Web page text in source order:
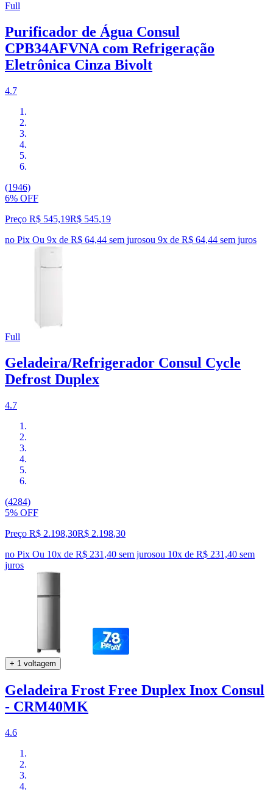
Full
Purificador de Água Consul
CPB34AFVNA com Refrigeração
Eletrônica Cinza Bivolt
4.7
(1946)
6% OFF
Preço R$ 545,19R$ 545,19
no Pix Ou 9x de R$ 64,44 sem jurosou 9x de R$ 64,44 sem juros
Full
Geladeira/Refrigerador Consul Cycle
Defrost Duplex
4.7
(4284)
5% OFF
Preço R$ 2.198,30R$ 2.198,30
no Pix Ou 10x de R$ 231,40 sem jurosou 10x de R$ 231,40 sem
juros
+ 1 voltagem
Geladeira Frost Free Duplex Inox Consul
- CRM40MK
4.6